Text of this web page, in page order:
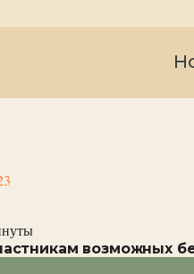
возможных